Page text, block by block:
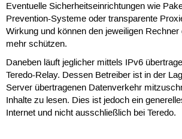
Eventuelle Sicherheitseinrichtungen wie
Prevention-Systeme oder transparente
Wirkung und können den jeweiligen
mehr schützen.
Daneben läuft jeglicher mittels IPv6
Teredo-Relay. Dessen Betreiber ist in der
Server übertragenen Datenverkehr
Inhalte zu lesen. Dies ist jedoch ein
Internet und nicht ausschließlich bei Teredo.